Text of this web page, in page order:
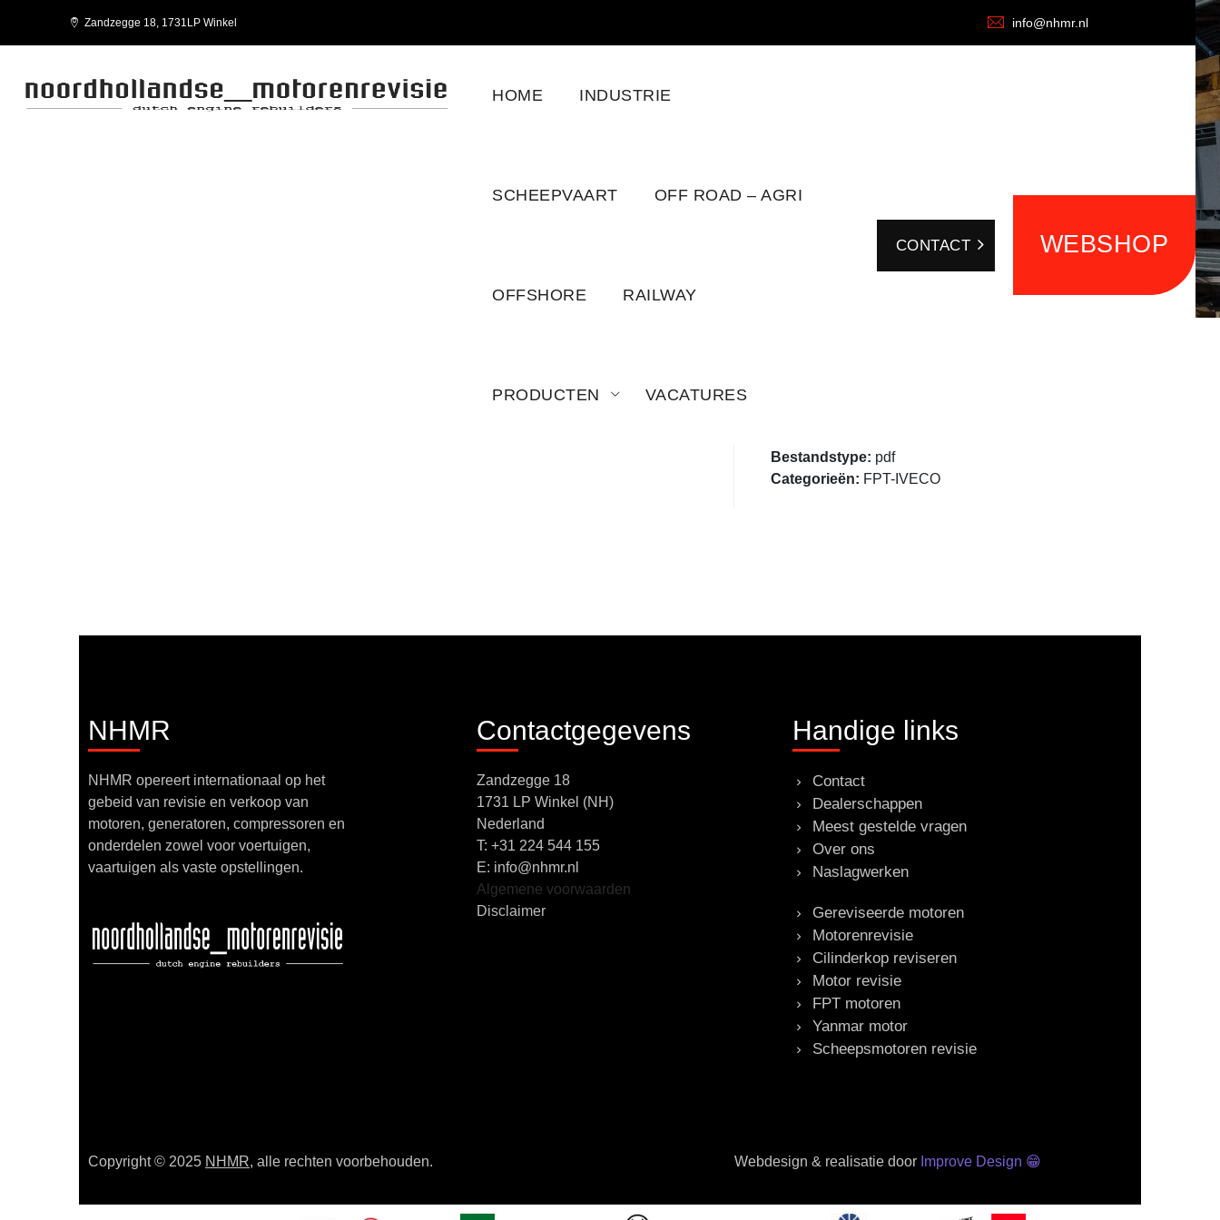
Zandzegge 18, 1731LP Winkel info@nhmr.nl
HOME INDUSTRIE
SCHEEPVAART OFF ROAD – AGRI
OFFSHORE RAILWAY
PRODUCTEN VACATURES
CONTACT WEBSHOP
FPT-IVECO-WORKSHOP MANUAL CNG CURSOR SERIES VEHICLE C78
Bestandstype: pdf
Categorieën: FPT-IVECO
NHMR
NHMR opereert internationaal op het
gebeid van revisie en verkoop van
motoren, generatoren, compressoren en
onderdelen zowel voor voertuigen,
vaartuigen als vaste opstellingen.
Contactgegevens
Zandzegge 18
1731 LP Winkel (NH)
Nederland
T: +31 224 544 155
E: info@nhmr.nl
Algemene voorwaarden
Disclaimer
Handige links
Contact
Dealerschappen
Meest gestelde vragen
Over ons
Naslagwerken
Gereviseerde motoren
Motorenrevisie
Cilinderkop reviseren
Motor revisie
FPT motoren
Yanmar motor
Scheepsmotoren revisie
Copyright © 2025 NHMR, alle rechten voorbehouden. Webdesign & realisatie door Improve Design 😁